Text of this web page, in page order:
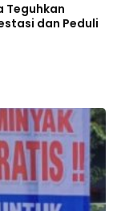
Teguhkan
dan Peduli